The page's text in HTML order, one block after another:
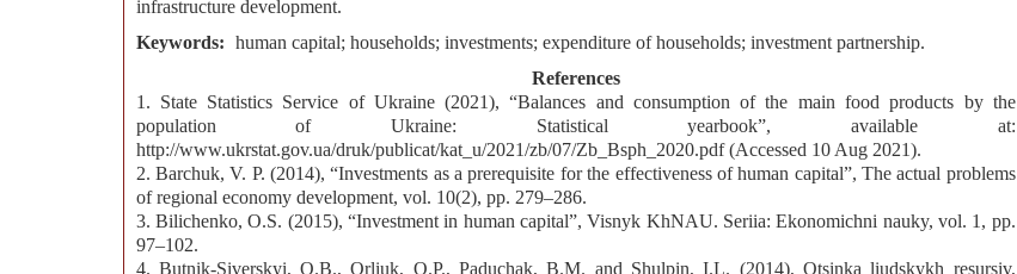
infrastructure development.
Keywords: human capital; households; investments; expenditure of households; investment partnership.
References
1. State Statistics Service of Ukraine (2021), “Balances and consumption of the main food products by the
population of Ukraine: Statistical yearbook”, available at:
http://www.ukrstat.gov.ua/druk/publicat/kat_u/2021/zb/07/Zb_Bsph_2020.pdf (Accessed 10 Aug 2021).
2. Barchuk, V. P. (2014), “Investments as a prerequisite for the effectiveness of human capital”, The actual problems
of regional economy development, vol. 10(2), pp. 279–286.
3. Bilichenko, O.S. (2015), “Investment in human capital”, Visnyk KhNAU. Seriia: Ekonomichni nauky, vol. 1, pp.
97–102.
4. Butnik-Siverskyi, O.B., Orliuk, O.P., Paduchak, B.M. and Shulpin, I.L. (2014), Otsinka liudskykh resursiv,